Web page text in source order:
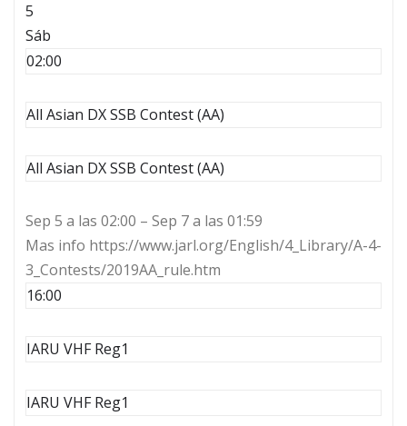
5
Sáb
02:00
All Asian DX SSB Contest (AA)
All Asian DX SSB Contest (AA)
Sep 5 a las 02:00 – Sep 7 a las 01:59
Mas info https://www.jarl.org/English/4_Library/A-4-
3_Contests/2019AA_rule.htm
16:00
IARU VHF Reg1
IARU VHF Reg1